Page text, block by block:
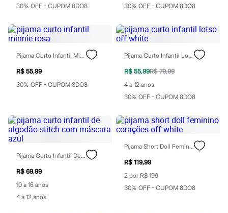
Maiôs
Personagens
Plus size
Calças
Jeans
Moda esportiva
Em alta
Dia dos Pais
Inverno
Roupas
Bermudas
Camisas
Calças
Camisetas e Regatas
Casacos e Jaquetas
30% OFF - CUPOM 8DO8
30% OFF - CUPOM 8DO8
Pijama Curto Infantil Minnie Rosa
R$ 55,99
30% OFF - CUPOM 8DO8
Pijama Curto Infantil Lotso Off White
R$ 55,99R$ 79,99
4 a 12 anos
30% OFF - CUPOM 8DO8
Pijama Curto Infantil De Algodão Stitch Com Máscara Azul
R$ 69,99
10 a 16 anos
4 a 12 anos
Pijama Short Doll Feminino Corações Off White
R$ 119,99
2 por R$ 199
30% OFF - CUPOM 8DO8